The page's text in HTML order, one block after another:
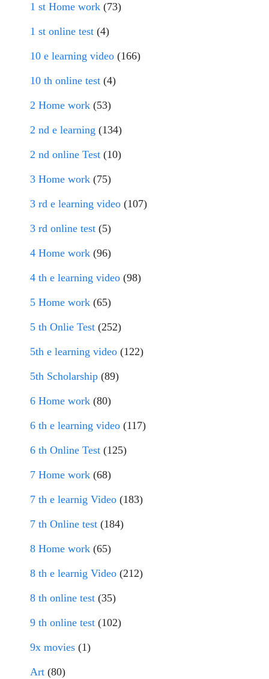
1 st Home work (73)
1 st online test (4)
10 e learning video (166)
10 th online test (4)
2 Home work (53)
2 nd e learning (134)
2 nd online Test (10)
3 Home work (75)
3 rd e learning video (107)
3 rd online test (5)
4 Home work (96)
4 th e learning video (98)
5 Home work (65)
5 th Onlie Test (252)
5th e learning video (122)
5th Scholarship (89)
6 Home work (80)
6 th e learning video (117)
6 th Online Test (125)
7 Home work (68)
7 th e learnig Video (183)
7 th Online test (184)
8 Home work (65)
8 th e learnig Video (212)
8 th online test (35)
9 th online test (102)
9x movies (1)
Art (80)